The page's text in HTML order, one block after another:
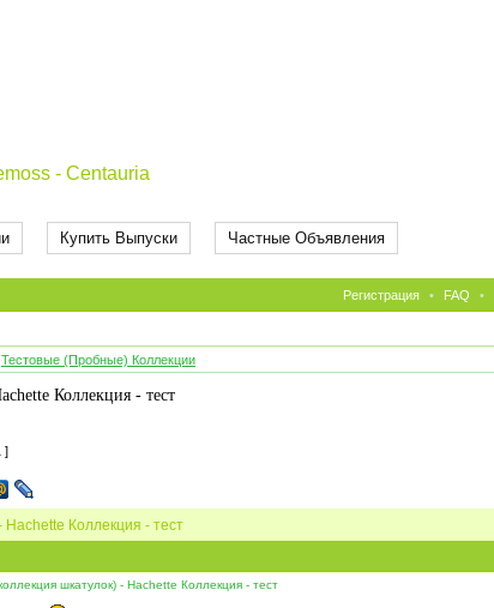
- Centauria
Купить Выпуски Частные Объявления
Регистрация • FAQ •
Тестовые (Пробные) Коллекции
Коллекция - тест
]
Коллекция - тест
шкатулок) - Hachette Коллекция - тест